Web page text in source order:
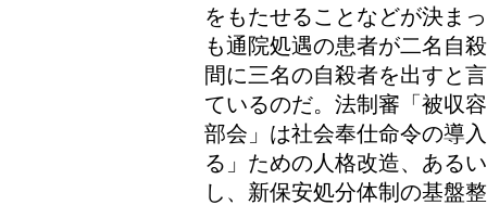
をもたせることなどが決ま
も通院処遇の患者が二名自
間に三名の自殺者を出すと
ているのだ。法制審「被収
部会」は社会奉仕命令の導
る」ための人格改造、ある
し、新保安処分体制の基盤